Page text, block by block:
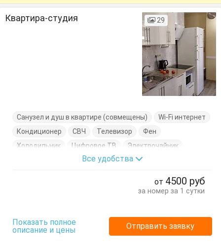
Квартира-студия 29
Санузел и душ в квартире (совмещены)
Wi-Fi интернет
Кондиционер
СВЧ Телевизор
Фен
Холодильник
Цифровое ТВ
Электрочайник
Кресло-кровать
Стулья Шкаф
Все удобства
от 4500 руб
за номер за 1 сутки
Показать полное
описание и цены
Отправить заявку